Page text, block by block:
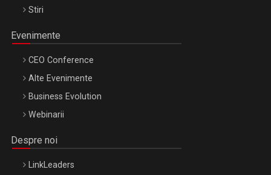
Stiri
Evenimente
CEO Conference
Alte Evenimente
Business Evolution
Webinarii
Despre noi
LinkLeaders